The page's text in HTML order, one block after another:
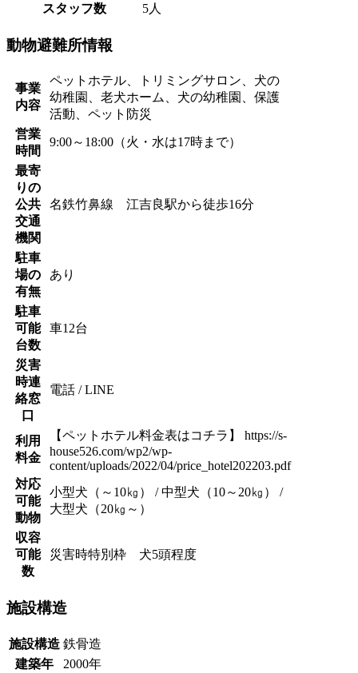
スタッフ数
5人
動物避難所情報
事業
内容
ペットホテル、トリミングサロン、犬の
幼稚園、老犬ホーム、犬の幼稚園、保護
活動、ペット防災
営業
時間
9:00～18:00（火・水は17時まで）
最寄
りの
公共
交通
機関
名鉄竹鼻線 江吉良駅から徒歩16分
駐車
場の
有無
あり
駐車
可能
台数
車12台
災害
時連
絡窓
口
電話 / LINE
利用
料金
【ペットホテル料金表はコチラ】 https://s-
house526.com/wp2/wp-
content/uploads/2022/04/price_hotel202203.pdf
対応
可能
動物
小型犬（～10㎏） / 中型犬（10～20㎏） /
大型犬（20㎏～）
収容
可能
数
災害時特別枠 犬5頭程度
施設構造
施設構造 鉄骨造
建築年
2000年